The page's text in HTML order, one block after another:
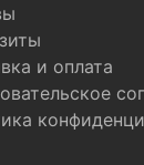
и оплата